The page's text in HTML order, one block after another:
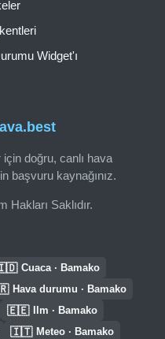
doğru, canlı hava
başvuru kaynağınız.
Saklıdır.
Widget'ı
Cuaca · Bamako
Hava durumu · Bamako
🇪🇪 Ilm · Bamako
🇮🇹 Meteo · Bamako